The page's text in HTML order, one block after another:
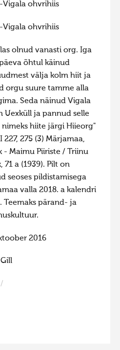
Vigala ohvrihiis
Vigala ohvrihiis
olnud vanasti org. Iga
õhtul käinud
välja kolm hiit ja
orgu suure tamme alla
Seda näinud Vigala
Uexküll ja pannud selle
nimeks hiite järgi Hiieorg"
227, 275 (3) Märjamaa,
- Maimu Piiriste / Triinu
71 a (1939). Pilt on
seoses pildistamisega
valla 2018. a kalendri
Teemaks pärand- ja
2016